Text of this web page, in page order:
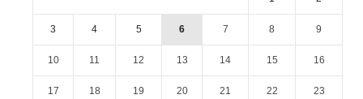
3 4 5 6 7 8 9
10 11 12 13 14 15 16
17 18 19 20 21 22 23